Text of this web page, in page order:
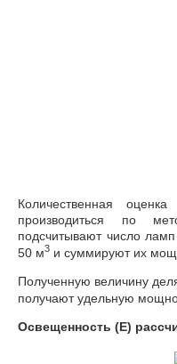
Количественная
производиться по
подсчитывают число
50 м3 и суммируют их
Полученную величину
получают удельную
Освещенность (Е)